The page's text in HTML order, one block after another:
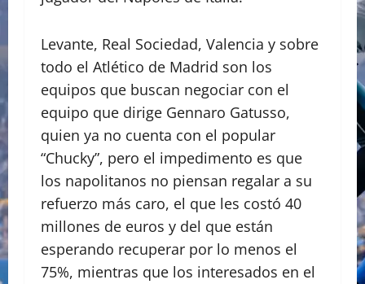
Levante, Real Sociedad, Valencia y sobre
todo el Atlético de Madrid son los
equipos que buscan negociar con el
equipo que dirige Gennaro Gatusso,
quien ya no cuenta con el popular
“Chucky”, pero el impedimento es que
los napolitanos no piensan regalar a su
refuerzo más caro, el que les costó 40
millones de euros y del que están
esperando recuperar por lo menos el
75%, mientras que los interesados en el